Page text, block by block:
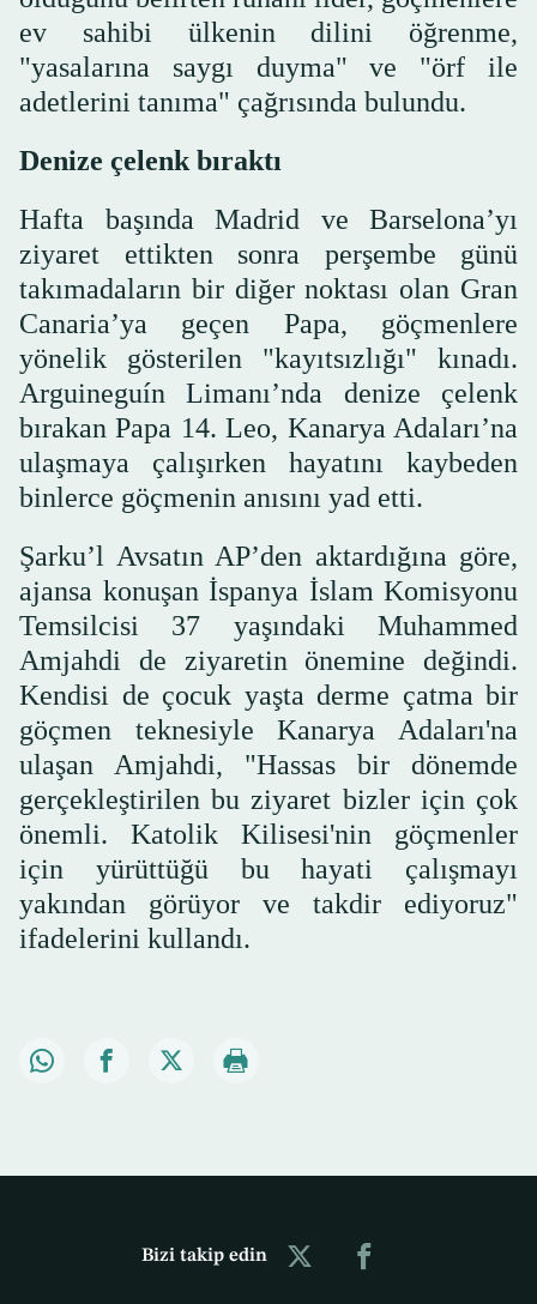
ev sahibi ülkenin dilini öğrenme,
"yasalarına saygı duyma" ve "örf ile
adetlerini tanıma" çağrısında bulundu.
Denize çelenk bıraktı
Hafta başında Madrid ve Barselona’yı
ziyaret ettikten sonra perşembe günü
takımadaların bir diğer noktası olan Gran
Canaria’ya geçen Papa, göçmenlere
yönelik gösterilen "kayıtsızlığı" kınadı.
Arguineguín Limanı’nda denize çelenk
bırakan Papa 14. Leo, Kanarya Adaları’na
ulaşmaya çalışırken hayatını kaybeden
binlerce göçmenin anısını yad etti.
Şarku’l Avsatın AP’den aktardığına göre,
ajansa konuşan İspanya İslam Komisyonu
Temsilcisi 37 yaşındaki Muhammed
Amjahdi de ziyaretin önemine değindi.
Kendisi de çocuk yaşta derme çatma bir
göçmen teknesiyle Kanarya Adaları'na
ulaşan Amjahdi, "Hassas bir dönemde
gerçekleştirilen bu ziyaret bizler için çok
önemli. Katolik Kilisesi'nin göçmenler
için yürüttüğü bu hayati çalışmayı
yakından görüyor ve takdir ediyoruz"
ifadelerini kullandı.
Bizi takip edin